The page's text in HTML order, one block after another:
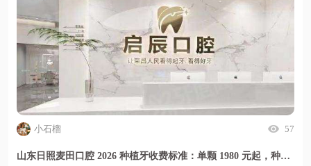
小石榴 57
山东日照麦田口腔 2026 种植牙收费标准：单颗 1980 元起，种牙价格透明放心选